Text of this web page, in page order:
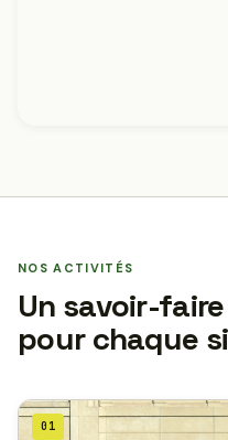
NOS ACTIVITÉS
Un savoir-
pour chaque
01